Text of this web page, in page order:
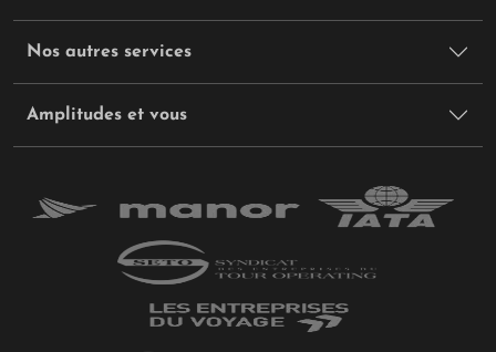
Nos autres services
Amplitudes et vous